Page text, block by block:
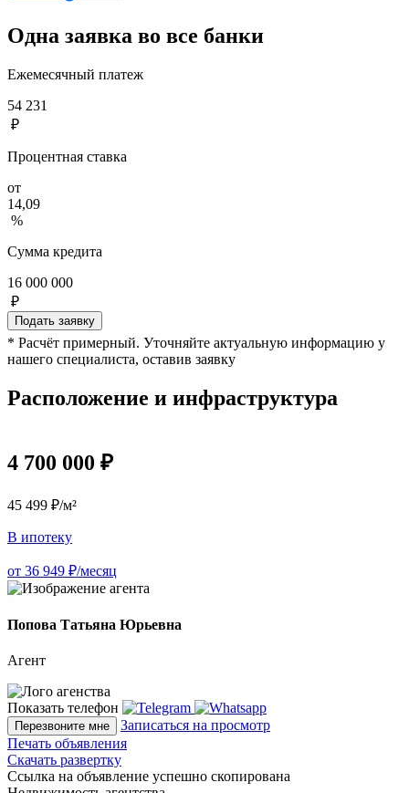
Одна заявка во все банки
Ежемесячный платеж
54 231
₽
Процентная ставка
от
14,09
%
Сумма кредита
16 000 000
₽
Подать заявку
* Расчёт примерный. Уточняйте актуальную информацию у
нашего специалиста, оставив заявку
Расположение и инфраструктура
4 700 000 ₽
45 499 ₽/м²
В ипотеку
от 36 949 ₽/месяц
Попова Татьяна Юрьевна
Агент
Показать телефон
Перезвоните мне
Записаться на просмотр
Печать объявления
Скачать развертку
Ссылка на объявление успешно скопирована